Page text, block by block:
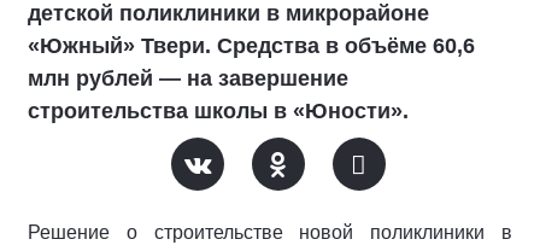
детской поликлиники в микрорайоне
«Южный» Твери. Средства в объёме 60,6
млн рублей — на завершение
строительства школы в «Юности».
Решение о строительстве новой поликлиники в